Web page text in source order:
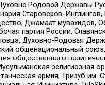
Родовой Державы
Староверов-
Джамаат мувахидов,
партия России,
Духовно-Родовая
общенациональный
общественного
религиозная
армия, Тризуб им.